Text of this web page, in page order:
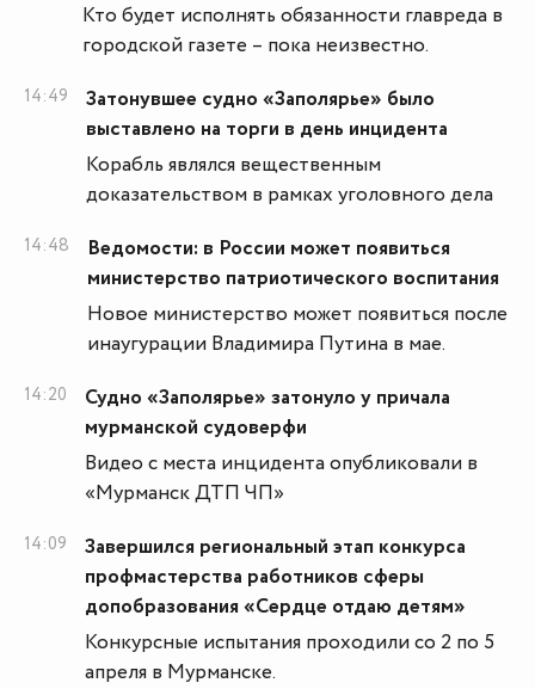
Кто будет исполнять обязанности главреда в
городской газете – пока неизвестно.
14:49
Затонувшее судно «Заполярье» было
выставлено на торги в день инцидента
Корабль являлся вещественным
доказательством в рамках уголовного дела
14:48
Ведомости: в России может появиться
министерство патриотического воспитания
Новое министерство может появиться после
инаугурации Владимира Путина в мае.
14:20
Судно «Заполярье» затонуло у причала
мурманской судоверфи
Видео с места инцидента опубликовали в
«Мурманск ДТП ЧП»
14:09
Завершился региональный этап конкурса
профмастерства работников сферы
допобразования «Сердце отдаю детям»
Конкурсные испытания проходили со 2 по 5
апреля в Мурманске.